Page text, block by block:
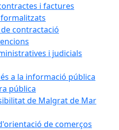
i factures
contractació
i judicials
a la informació pública
pública
de Malgrat de Mar
de comerços